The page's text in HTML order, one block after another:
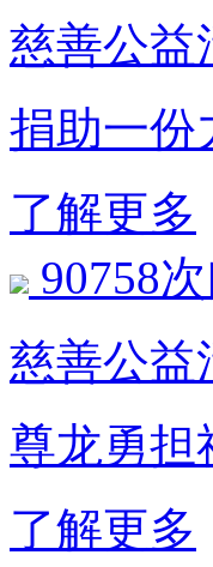
慈善公益
捐助一份
了解更多
90758
慈善公益
尊龙勇担
了解更多